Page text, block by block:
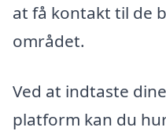
at få kontakt til de
området.
Ved at indtaste
platform kan du